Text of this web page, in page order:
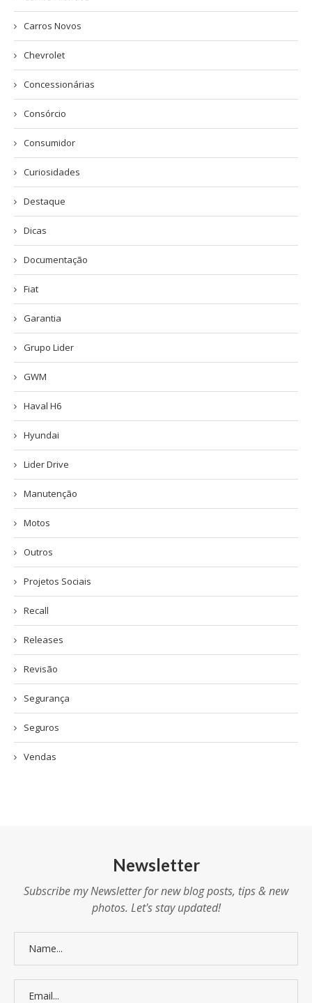
Carros Novos
Chevrolet
Concessionárias
Consórcio
Consumidor
Curiosidades
Destaque
Dicas
Documentação
Fiat
Garantia
Grupo Lider
GWM
Haval H6
Hyundai
Lider Drive
Manutenção
Motos
Outros
Projetos Sociais
Recall
Releases
Revisão
Segurança
Seguros
Vendas
Newsletter
Subscribe my Newsletter for new blog posts, tips & new
photos. Let's stay updated!